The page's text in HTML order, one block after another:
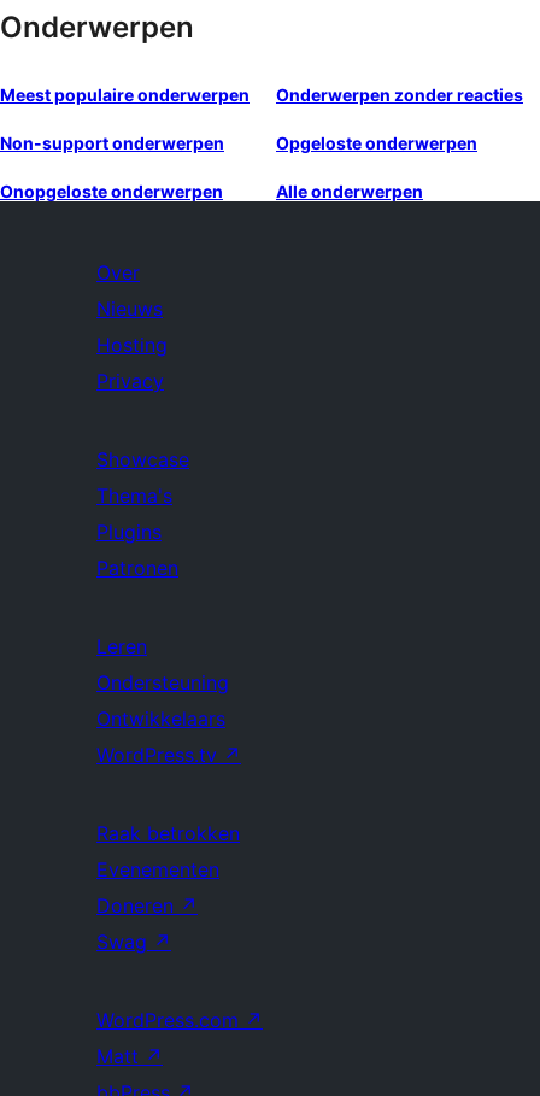
Onderwerpen
Meest populaire onderwerpen Onderwerpen zonder reacties
Non-support onderwerpen Opgeloste onderwerpen
Onopgeloste onderwerpen Alle onderwerpen
Over
Nieuws
Hosting
Privacy
Showcase
Thema's
Plugins
Patronen
Leren
Ondersteuning
Ontwikkelaars
WordPress.tv ↗
Raak betrokken
Evenementen
Doneren ↗
Swag ↗
WordPress.com ↗
Matt ↗